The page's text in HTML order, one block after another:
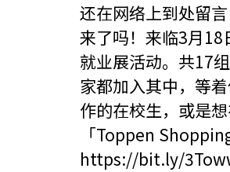
还在网络上到处留
来了吗！来临3月
就业展活动。共17
家都加入其中，等
作的在校生，或是
「Toppen
https://bit.ly/